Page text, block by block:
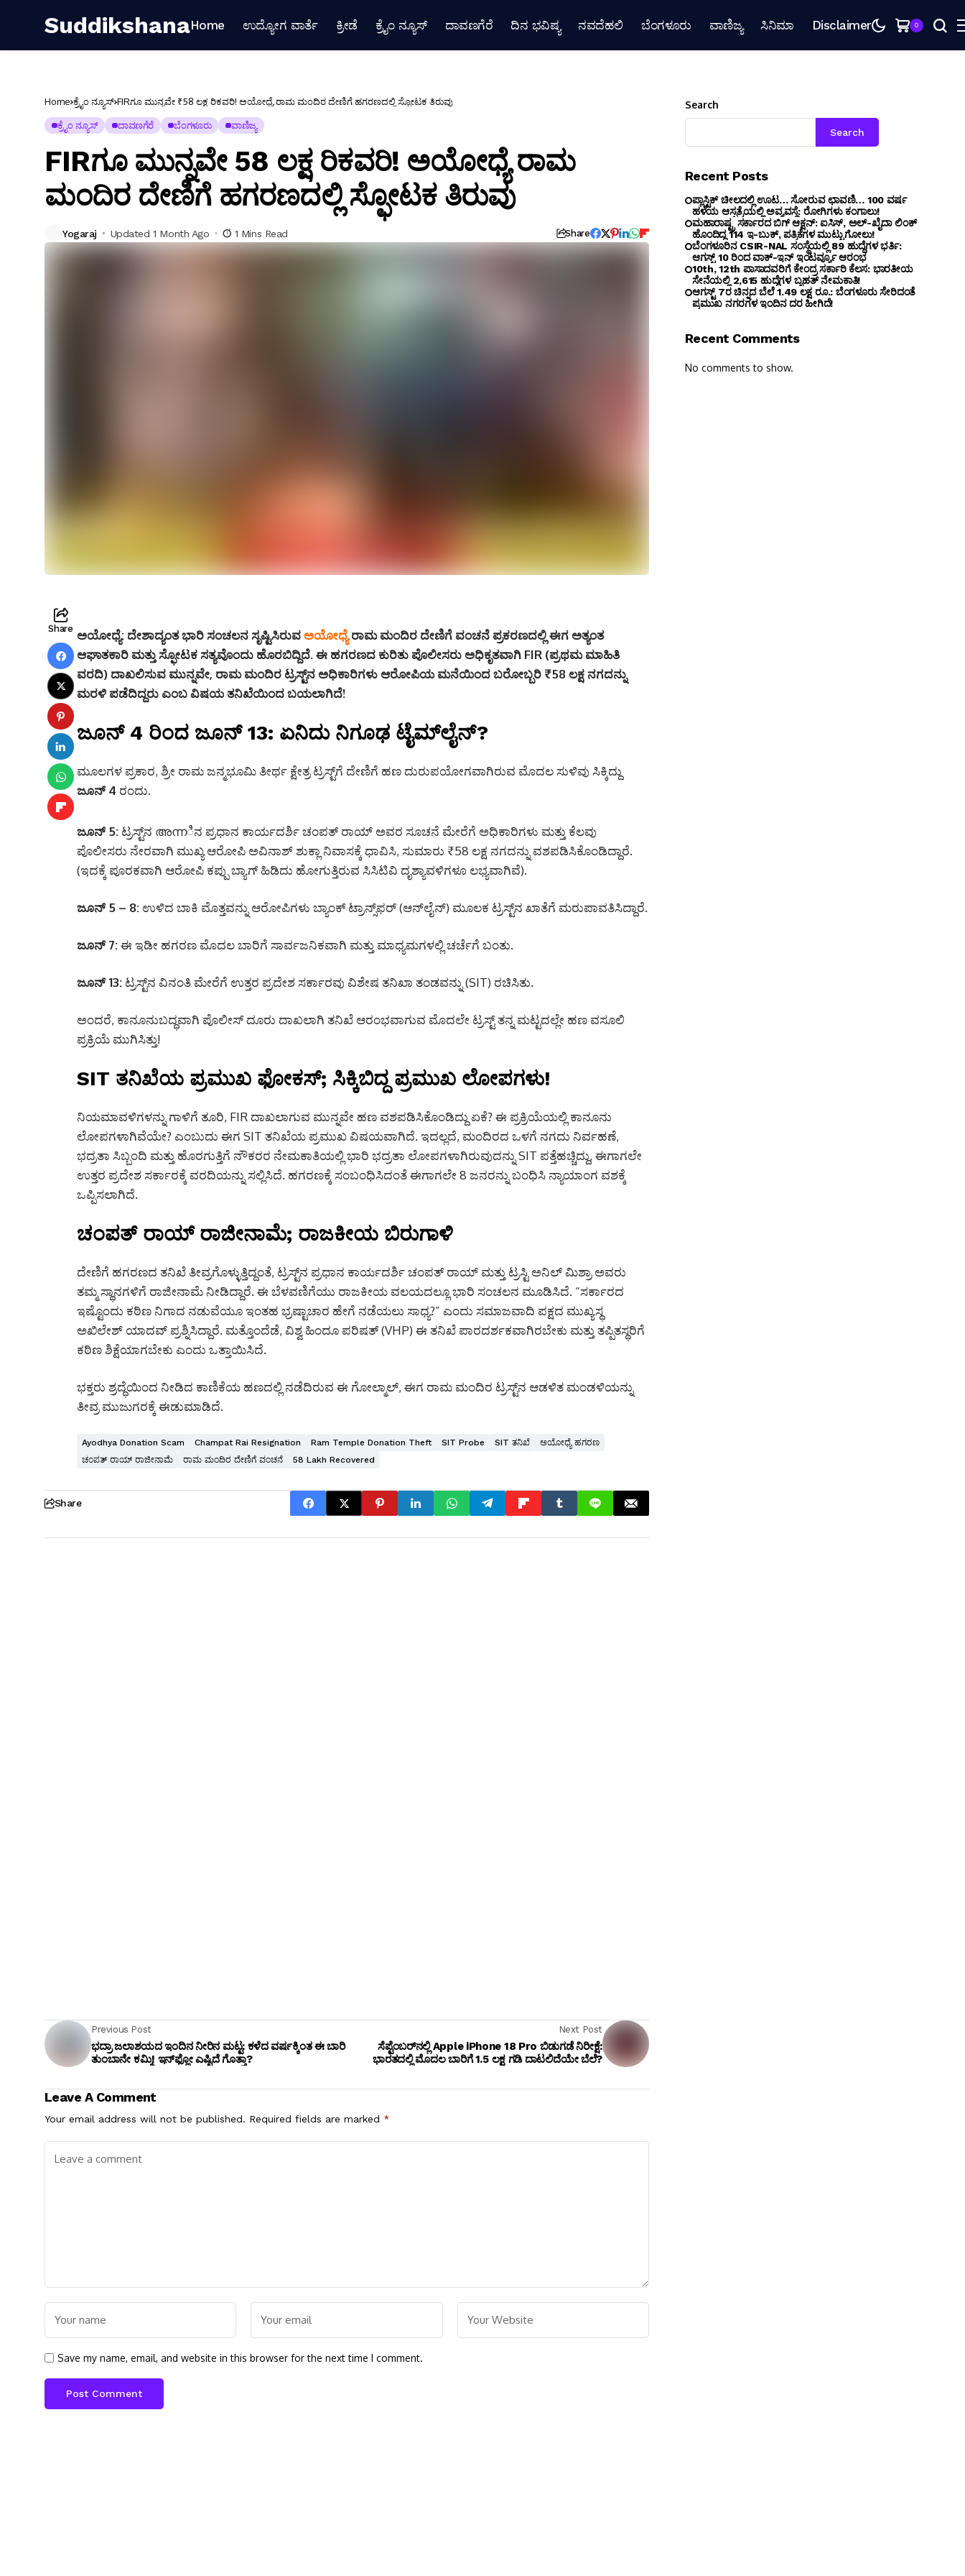
SuddikshanaHome ಉದ್ಯೋಗ ವಾರ್ತೆ ಕ್ರೀಡೆ ಕ್ರೈಂ ನ್ಯೂಸ್ ದಾವಣಗೆರೆ ದಿನ ಭವಿಷ್ಯ ನವದೆಹಲಿ ಬೆಂಗಳೂರು ವಾಣಿಜ್ಯ ಸಿನಿಮಾ Disclaimer 0
Home ಕ್ರೈಂ ನ್ಯೂಸ್ FIRಗೂ ಮುನ್ನವೇ ₹58 ಲಕ್ಷ ರಿಕವರಿ! ಅಯೋಧ್ಯೆ ರಾಮ ಮಂದಿರ ದೇಣಿಗೆ ಹಗರಣದಲ್ಲಿ ಸ್ಫೋಟಕ ತಿರುವು
ಕ್ರೈಂ ನ್ಯೂಸ್ ದಾವಣಗೆರೆ ಬೆಂಗಳೂರು ವಾಣಿಜ್ಯ
FIRಗೂ ಮುನ್ನವೇ ₹58 ಲಕ್ಷ ರಿಕವರಿ! ಅಯೋಧ್ಯೆ ರಾಮ
ಮಂದಿರ ದೇಣಿಗೆ ಹಗರಣದಲ್ಲಿ ಸ್ಫೋಟಕ ತಿರುವು
Yogaraj Updated 1 Month Ago 1 Mins Read Share
Share ಅಯೋಧ್ಯೆ: ದೇಶಾದ್ಯಂತ ಭಾರಿ ಸಂಚಲನ ಸೃಷ್ಟಿಸಿರುವ ಅಯೋಧ್ಯೆರಾಮ ಮಂದಿರ ದೇಣಿಗೆ ವಂಚನೆ ಪ್ರಕರಣದಲ್ಲಿ ಈಗ ಅತ್ಯಂತ
ಆಘಾತಕಾರಿ ಮತ್ತು ಸ್ಫೋಟಕ ಸತ್ಯವೊಂದು ಹೊರಬಿದ್ದಿದೆ. ಈ ಹಗರಣದ ಕುರಿತು ಪೊಲೀಸರು ಅಧಿಕೃತವಾಗಿ FIR (ಪ್ರಥಮ ಮಾಹಿತಿ
ವರದಿ) ದಾಖಲಿಸುವ ಮುನ್ನವೇ, ರಾಮ ಮಂದಿರ ಟ್ರಸ್ಟ್‌ನ ಅಧಿಕಾರಿಗಳು ಆರೋಪಿಯ ಮನೆಯಿಂದ ಬರೋಬ್ಬರಿ ₹58 ಲಕ್ಷ ನಗದನ್ನು
ಮರಳಿ ಪಡೆದಿದ್ದರು ಎಂಬ ವಿಷಯ ತನಿಖೆಯಿಂದ ಬಯಲಾಗಿದೆ!
ಜೂನ್ 4 ರಿಂದ ಜೂನ್ 13: ಏನಿದು ನಿಗೂಢ ಟೈಮ್‌ಲೈನ್?
ಮೂಲಗಳ ಪ್ರಕಾರ, ಶ್ರೀ ರಾಮ ಜನ್ಮಭೂಮಿ ತೀರ್ಥ ಕ್ಷೇತ್ರ ಟ್ರಸ್ಟ್‌ಗೆ ದೇಣಿಗೆ ಹಣ ದುರುಪಯೋಗವಾಗಿರುವ ಮೊದಲ ಸುಳಿವು ಸಿಕ್ಕಿದ್ದು
ಜೂನ್ 4 ರಂದು.
ಜೂನ್ 5: ಟ್ರಸ್ಟ್‌ನ അന്നಿನ ಪ್ರಧಾನ ಕಾರ್ಯದರ್ಶಿ ಚಂಪತ್ ರಾಯ್ ಅವರ ಸೂಚನೆ ಮೇರೆಗೆ ಅಧಿಕಾರಿಗಳು ಮತ್ತು ಕೆಲವು
ಪೊಲೀಸರು ನೇರವಾಗಿ ಮುಖ್ಯ ಆರೋಪಿ ಅವಿನಾಶ್ ಶುಕ್ಲಾ ನಿವಾಸಕ್ಕೆ ಧಾವಿಸಿ, ಸುಮಾರು ₹58 ಲಕ್ಷ ನಗದನ್ನು ವಶಪಡಿಸಿಕೊಂಡಿದ್ದಾರೆ.
(ಇದಕ್ಕೆ ಪೂರಕವಾಗಿ ಆರೋಪಿ ಕಪ್ಪು ಬ್ಯಾಗ್ ಹಿಡಿದು ಹೋಗುತ್ತಿರುವ ಸಿಸಿಟಿವಿ ದೃಶ್ಯಾವಳಿಗಳೂ ಲಭ್ಯವಾಗಿವೆ).
ಜೂನ್ 5 – 8: ಉಳಿದ ಬಾಕಿ ಮೊತ್ತವನ್ನು ಆರೋಪಿಗಳು ಬ್ಯಾಂಕ್ ಟ್ರಾನ್ಸ್‌ಫರ್ (ಆನ್‌ಲೈನ್) ಮೂಲಕ ಟ್ರಸ್ಟ್‌ನ ಖಾತೆಗೆ ಮರುಪಾವತಿಸಿದ್ದಾರೆ.
ಜೂನ್ 7:ಈ ಇಡೀ ಹಗರಣ ಮೊದಲ ಬಾರಿಗೆ ಸಾರ್ವಜನಿಕವಾಗಿ ಮತ್ತು ಮಾಧ್ಯಮಗಳಲ್ಲಿ ಚರ್ಚೆಗೆ ಬಂತು.
ಜೂನ್ 13: ಟ್ರಸ್ಟ್‌ನ ವಿನಂತಿ ಮೇರೆಗೆ ಉತ್ತರ ಪ್ರದೇಶ ಸರ್ಕಾರವು ವಿಶೇಷ ತನಿಖಾ ತಂಡವನ್ನು (SIT) ರಚಿಸಿತು.
ಅಂದರೆ, ಕಾನೂನುಬದ್ಧವಾಗಿ ಪೊಲೀಸ್ ದೂರು ದಾಖಲಾಗಿ ತನಿಖೆ ಆರಂಭವಾಗುವ ಮೊದಲೇ ಟ್ರಸ್ಟ್ ತನ್ನ ಮಟ್ಟದಲ್ಲೇ ಹಣ ವಸೂಲಿ
ಪ್ರಕ್ರಿಯೆ ಮುಗಿಸಿತ್ತು!
SIT ತನಿಖೆಯ ಪ್ರಮುಖ ಫೋಕಸ್; ಸಿಕ್ಕಿಬಿದ್ದ ಪ್ರಮುಖ ಲೋಪಗಳು!
ನಿಯಮಾವಳಿಗಳನ್ನು ಗಾಳಿಗೆ ತೂರಿ, FIR ದಾಖಲಾಗುವ ಮುನ್ನವೇ ಹಣ ವಶಪಡಿಸಿಕೊಂಡಿದ್ದು ಏಕೆ? ಈ ಪ್ರಕ್ರಿಯೆಯಲ್ಲಿ ಕಾನೂನು
ಲೋಪಗಳಾಗಿವೆಯೇ? ಎಂಬುದು ಈಗ SIT ತನಿಖೆಯ ಪ್ರಮುಖ ವಿಷಯವಾಗಿದೆ. ಇದಲ್ಲದೆ, ಮಂದಿರದ ಒಳಗೆ ನಗದು ನಿರ್ವಹಣೆ,
ಭದ್ರತಾ ಸಿಬ್ಬಂದಿ ಮತ್ತು ಹೊರಗುತ್ತಿಗೆ ನೌಕರರ ನೇಮಕಾತಿಯಲ್ಲಿ ಭಾರಿ ಭದ್ರತಾ ಲೋಪಗಳಾಗಿರುವುದನ್ನು SIT ಪತ್ತೆಹಚ್ಚಿದ್ದು, ಈಗಾಗಲೇ
ಉತ್ತರ ಪ್ರದೇಶ ಸರ್ಕಾರಕ್ಕೆ ವರದಿಯನ್ನು ಸಲ್ಲಿಸಿದೆ. ಹಗರಣಕ್ಕೆ ಸಂಬಂಧಿಸಿದಂತೆ ಈಗಾಗಲೇ 8 ಜನರನ್ನು ಬಂಧಿಸಿ ನ್ಯಾಯಾಂಗ ವಶಕ್ಕೆ
ಒಪ್ಪಿಸಲಾಗಿದೆ.
ಚಂಪತ್ ರಾಯ್ ರಾಜೀನಾಮೆ; ರಾಜಕೀಯ ಬಿರುಗಾಳಿ
ದೇಣಿಗೆ ಹಗರಣದ ತನಿಖೆ ತೀವ್ರಗೊಳ್ಳುತ್ತಿದ್ದಂತೆ, ಟ್ರಸ್ಟ್‌ನ ಪ್ರಧಾನ ಕಾರ್ಯದರ್ಶಿ ಚಂಪತ್ ರಾಯ್ ಮತ್ತು ಟ್ರಸ್ಟಿ ಅನಿಲ್ ಮಿಶ್ರಾ ಅವರು
ತಮ್ಮ ಸ್ಥಾನಗಳಿಗೆ ರಾಜೀನಾಮೆ ನೀಡಿದ್ದಾರೆ. ಈ ಬೆಳವಣಿಗೆಯು ರಾಜಕೀಯ ವಲಯದಲ್ಲೂ ಭಾರಿ ಸಂಚಲನ ಮೂಡಿಸಿದೆ. “ಸರ್ಕಾರದ
ಇಷ್ಟೊಂದು ಕಠಿಣ ನಿಗಾದ ನಡುವೆಯೂ ಇಂತಹ ಭ್ರಷ್ಟಾಚಾರ ಹೇಗೆ ನಡೆಯಲು ಸಾಧ್ಯ?” ಎಂದು ಸಮಾಜವಾದಿ ಪಕ್ಷದ ಮುಖ್ಯಸ್ಥ
ಅಖಿಲೇಶ್ ಯಾದವ್ ಪ್ರಶ್ನಿಸಿದ್ದಾರೆ. ಮತ್ತೊಂದೆಡೆ, ವಿಶ್ವ ಹಿಂದೂ ಪರಿಷತ್ (VHP) ಈ ತನಿಖೆ ಪಾರದರ್ಶಕವಾಗಿರಬೇಕು ಮತ್ತು ತಪ್ಪಿತಸ್ಥರಿಗೆ
ಕಠಿಣ ಶಿಕ್ಷೆಯಾಗಬೇಕು ಎಂದು ಒತ್ತಾಯಿಸಿದೆ.
ಭಕ್ತರು ಶ್ರದ್ಧೆಯಿಂದ ನೀಡಿದ ಕಾಣಿಕೆಯ ಹಣದಲ್ಲಿ ನಡೆದಿರುವ ಈ ಗೋಲ್ಮಾಲ್, ಈಗ ರಾಮ ಮಂದಿರ ಟ್ರಸ್ಟ್‌ನ ಆಡಳಿತ ಮಂಡಳಿಯನ್ನು
ತೀವ್ರ ಮುಜುಗರಕ್ಕೆ ಈಡುಮಾಡಿದೆ.
Ayodhya Donation Scam Champat Rai Resignation Ram Temple Donation Theft SIT Probe SIT ತನಿಖೆ
ಅಯೋಧ್ಯೆ ಹಗರಣ
ಚಂಪತ್ ರಾಯ್ ರಾಜೀನಾಮೆ
ರಾಮ ಮಂದಿರ ದೇಣಿಗೆ ವಂಚನೆ ₹58 Lakh Recovered
Share
Previous Post
ಭದ್ರಾ ಜಲಾಶಯದ ಇಂದಿನ ನೀರಿನ ಮಟ್ಟ: ಕಳೆದ ವರ್ಷಕ್ಕಿಂತ ಈ ಬಾರಿ
ತುಂಬಾನೇ ಕಮ್ಮಿ! ಇನ್‌ಫ್ಲೋ ಎಷ್ಟಿದೆ ಗೊತ್ತಾ?
Next Post
ಸೆಪ್ಟೆಂಬರ್‌ನಲ್ಲಿ Apple iPhone 18 Pro ಬಿಡುಗಡೆ ನಿರೀಕ್ಷೆ:
ಭಾರತದಲ್ಲಿ ಮೊದಲ ಬಾರಿಗೆ ₹1.5 ಲಕ್ಷ ಗಡಿ ದಾಟಲಿದೆಯೇ ಬೆಲೆ?
Leave A Comment
Your email address will not be published. Required fields are marked *
Save my name, email, and website in this browser for the next time I comment.
Search
Search
Recent Posts
ಪ್ಲಾಸ್ಟಿಕ್ ಚೀಲದಲ್ಲಿ ಊಟ… ಸೋರುವ ಛಾವಣಿ… 100 ವರ್ಷ
ಹಳೆಯ ಆಸ್ಪತ್ರೆಯಲ್ಲಿ ಅವ್ಯವಸ್ಥೆ: ರೋಗಿಗಳು ಕಂಗಾಲು!
ಮಹಾರಾಷ್ಟ್ರ ಸರ್ಕಾರದ ಬಿಗ್ ಆಕ್ಷನ್: ಐಸಿಸ್, ಅಲ್-ಖೈದಾ ಲಿಂಕ್
ಹೊಂದಿದ್ದ 114 ಇ-ಬುಕ್, ಪತ್ರಿಕೆಗಳ ಮುಟ್ಟುಗೋಲು!
ಬೆಂಗ‌ಳೂರಿನ CSIR-NAL ಸಂಸ್ಥೆಯಲ್ಲಿ 89 ಹುದ್ದೆಗಳ ಭರ್ತಿ:
ಆಗಸ್ಟ್ 10 ರಿಂದ ವಾಕ್-ಇನ್ ಇಂಟರ್ವ್ಯೂ ಆರಂಭ
10th, 12th ಪಾಸಾದವರಿಗೆ ಕೇಂದ್ರ ಸರ್ಕಾರಿ ಕೆಲಸ: ಭಾರತೀಯ
ಸೇನೆಯಲ್ಲಿ 2,615 ಹುದ್ದೆಗಳ ಬೃಹತ್ ನೇಮಕಾತಿ!
ಆಗಸ್ಟ್ 7ರ ಚಿನ್ನದ ಬೆಲೆ 1.49 ಲಕ್ಷ ರೂ.: ಬೆಂಗಳೂರು ಸೇರಿದಂತೆ
ಪ್ರಮುಖ ನಗರಗಳ ಇಂದಿನ ದರ ಹೀಗಿದೆ!
Recent Comments
No comments to show.